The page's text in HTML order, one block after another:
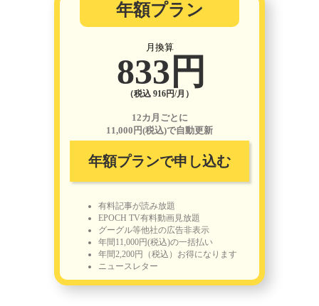
年額プラン
月換算
833円
（税込 916円/月）
12カ月ごとに
11,000円(税込)で自動更新
年額プランで申し込む
有料記事が読み放題
EPOCH TV有料動画見放題
グーグル等他社の広告非表示
年間11,000円(税込)の一括払い
年間2,200円（税込）お得になります
ニュースレター